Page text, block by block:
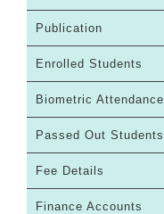
Publication
Enrolled Students
Biometric Attendance
Passed Out Students
Fee Details
Finance Accounts